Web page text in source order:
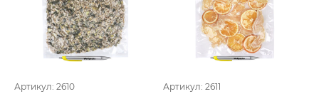
Артикул: 2610 Артикул: 2611